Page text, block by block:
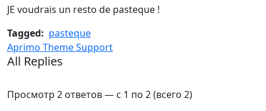
JE voudrais un resto de pasteque !
Tagged: pasteque
Aprimo Theme Support
All Replies
Просмотр 2 ответов — с 1 по 2 (всего 2)